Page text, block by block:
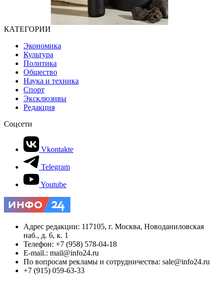
КАТЕГОРИИ
Экономика
Культура
Политика
Общество
Наука и техника
Спорт
Эксклюзивы
Редакция
Соцсети
Vkontakte
Telegram
Youtube
Адрес редакции: 117105, г. Москва, Новоданиловская
наб., д. 6, к. 1
Телефон: +7 (958) 578-04-18
E-mail.: mail@info24.ru
По вопросам рекламы и сотрудничества: sale@info24.ru
+7 (915) 059-63-33